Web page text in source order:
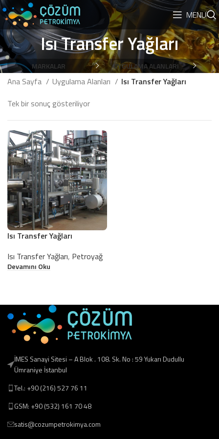
MENU
Isı Transfer Yağları
MARKALAR UYGULAMA ALANLARI
Ana Sayfa Uygulama Alanları
Isı Transfer Yağları
Tek bir sonuç gösteriliyor
Isı Transfer Yağları
Isı Transfer Yağları, Petroyağ
Devamını Oku
İMES Sanayi Sitesi – A Blok . 108. Sk. No : 59 Yukarı Dudullu
Ümraniye İstanbul
Tel.: +90 (216) 527 76 11
GSM: +90 (532) 161 70 48
satis@cozumpetrokimya.com